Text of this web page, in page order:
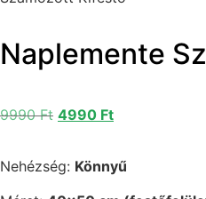
Naplemente
9990Ft 4990 Ft
Nehézség: Könnyű